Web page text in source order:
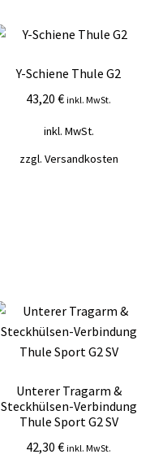
Y-Schiene Thule G2
43,20€ inkl. MwSt.
inkl. MwSt.
zzgl. Versandkosten
Unterer Tragarm &
Steckhülsen-Verbindung
Thule Sport G2 SV
42,30€ inkl. MwSt.